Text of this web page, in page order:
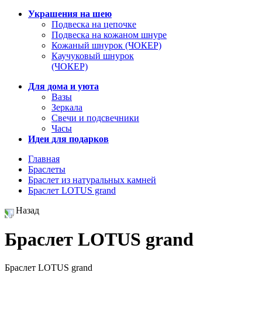
Украшения на шею
Подвеска на цепочке
Подвеска на кожаном шнуре
Кожаный шнурок (ЧОКЕР)
Каучуковый шнурок
(ЧОКЕР)
Для дома и уюта
Вазы
Зеркала
Свечи и подсвечники
Часы
Идеи для подарков
Главная
Браслеты
Браслет из натуральных камней
Браслет LOTUS grand
Назад
Браслет LOTUS grand
Браслет LOTUS grand